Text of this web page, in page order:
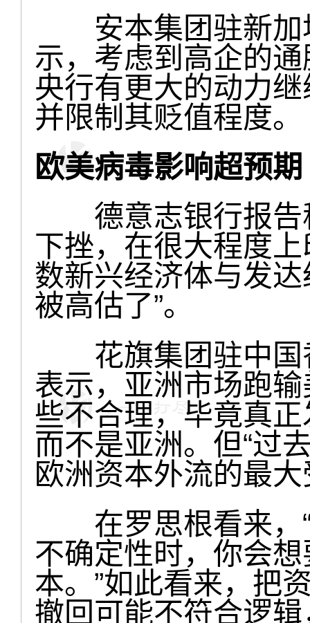
安本集团驻新加
示，考虑到高企的
央行有更大的动力
并限制其贬值程度。
欧美病毒影响超预期
德意志银行报告
下挫，在很大程度
数新兴经济体与发
被高估了”。
花旗集团驻中国
表示，亚洲市场跑
些不合理，毕竟真
而不是亚洲。但“过
欧洲资本外流的最大
在罗思根看来，“
不确定性时，你会
本。”如此看来，把
撤回可能不符合逻